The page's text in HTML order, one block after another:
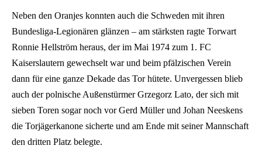
Neben den Oranjes konnten auch die Schweden mit ihren
Bundesliga-Legionären glänzen – am stärksten ragte Torwart
Ronnie Hellström heraus, der im Mai 1974 zum 1. FC
Kaiserslautern gewechselt war und beim pfälzischen Verein
dann für eine ganze Dekade das Tor hütete. Unvergessen blieb
auch der polnische Außenstürmer Grzegorz Lato, der sich mit
sieben Toren sogar noch vor Gerd Müller und Johan Neeskens
die Torjägerkanone sicherte und am Ende mit seiner Mannschaft
den dritten Platz belegte.